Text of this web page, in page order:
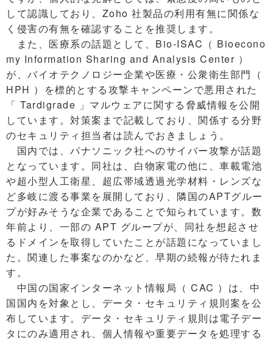
して認識しており、Zoho 社製品の利用有無に関係な
く侵害の有無を確認することを推奨します。
また、医療系の話題として、Bio-ISAC（ Bioecono
my Information Sharing and Analysis Center ）
が、バイオテクノロジー企業や医療・公衆衛生部門（
HPH ）を標的とする攻撃キャンペーンで悪用された
「 Tardigrade 」マルウェアに関する脅威情報を公開
しています。対策案まで記載しており、関係する分野
のセキュリティ担当者は読んでおきましょう。
国内では、パナソニック社へのサイバー攻撃が話題
となっています。同社は、白物家電の他に、車載電池
や超小型人工衛星、超広帯域透過光学材料・レンズな
ど多岐に渡る事業を展開しており、隣国のAPTグルー
プが好みそうな企業であることで知られています。数
年前より、一部の APT グループが、同社を想起させ
るドメインを取得していたことが話題になっていまし
た。関連した事案なのかなど、早期の続報が待たれま
す。
中国の国家インターネット情報局（ CAC ）は、中
国国内を対象とし、データ・セキュリティ規則案を公
布しています。データ・セキュリティ規則は電子デー
タにのみ適用され、個人情報や重要データを処理する